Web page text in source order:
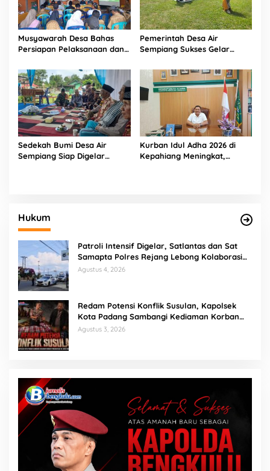
Musyawarah Desa Bahas
Persiapan Pelaksanaan dan
Sari Dorong Pembangunan
Partisipatif
Pemerintah Desa Air
Sempiang Sukses Gelar
Sedekah Bumi Desa Air
Sempiang Siap Digelar
Kurban Idul Adha 2026 di
Kepahiang Meningkat,
Hukum
Patroli Intensif Digelar, Satlantas dan Sat
Samapta Polres Rejang Lebong Kolaborasi
Berantas Balap Liar
Agustus 4, 2026
Redam Potensi Konflik Susulan, Kapolsek
Kota Padang Sambangi Kediaman Korban
Penganiayaan di Lubuk Mumpo
Agustus 3, 2026